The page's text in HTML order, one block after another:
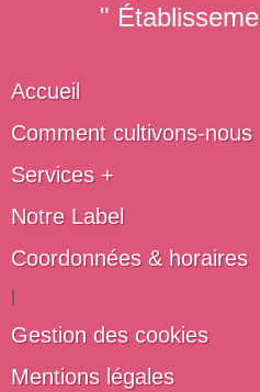
"
Accueil
Comment cultivons-nous
Services +
Notre Label
Coordonnées & horaires
Gestion des cookies
Mentions légales